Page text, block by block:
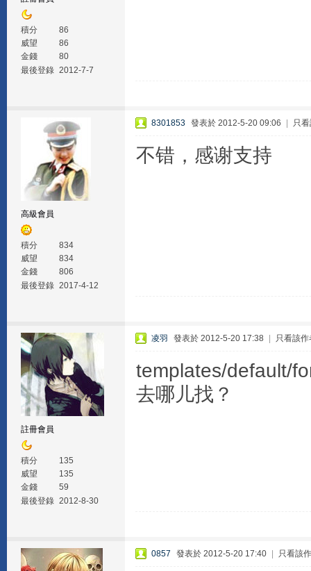
積分
86
威望
86
金錢
80
最後登錄 2012-7-7
高級會員
積分
834
威望
834
金錢
806
最後登錄 2017-4-12
8301853 發表於 2012-5-20 09:06 只
不错，感谢支持
註冊會員
積分
135
威望
135
金錢
59
最後登錄 2012-8-30
凌羽 發表於 2012-5-20 17:38 只看該作
templates/default/
去哪儿找？
0857 發表於 2012-5-20 17:40 只看該